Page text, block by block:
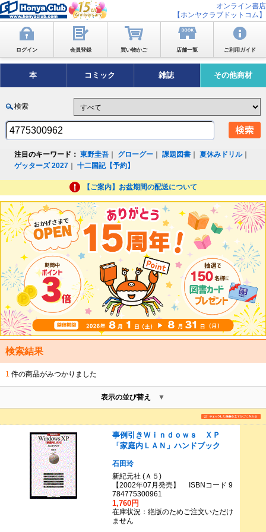
オンライン書店
【ホンヤクラブドットコム】
ログイン 会員登録 買い物かご 店舗一覧 ご利用ガイド
本 コミック 雑誌 その他商材
検索
注目のキーワード： 東野圭吾 グローグー ｜課題図書 ｜夏休みドリル｜
ゲッターズ 2027 ｜十二国記【予約】
【ご案内】お盆期間の配送について
検索結果
1 件の商品がみつかりました
表示の並び替え
事例引きＷｉｎｄｏｗｓ ＸＰ
「家庭内ＬＡＮ」ハンドブック
石田玲
新紀元社 (Ａ５)
【2002年07月発売】 ISBNコード 9
784775300961
1,760円
在庫状況：絶版のためご注文いただけ
ません